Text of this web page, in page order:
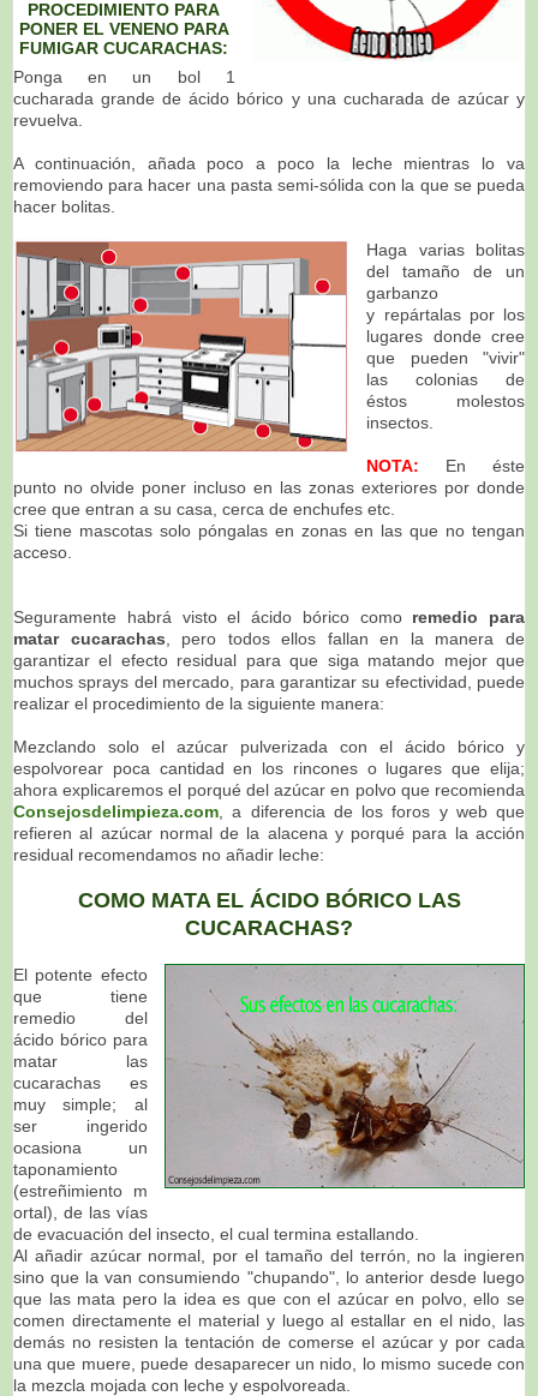
PROCEDIMIENTO PARA
PONER EL VENENO PARA
FUMIGAR CUCARACHAS:
Ponga en un bol 1
cucharada grande de ácido bórico y una cucharada de azúcar y
revuelva.
A continuación, añada poco a poco la leche mientras lo va
removiendo para hacer una pasta semi-sólida con la que se pueda
hacer bolitas.
Haga varias bolitas
del tamaño de un
garbanzo
y repártalas por los
lugares donde cree
que pueden "vivir"
las colonias de
éstos molestos
insectos.
NOTA: En éste
punto no olvide poner incluso en las zonas exteriores por donde
cree que entran a su casa, cerca de enchufes etc.
Si tiene mascotas solo póngalas en zonas en las que no tengan
acceso.
Seguramente habrá visto el ácido bórico como remedio para
matar cucarachas , pero todos ellos fallan en la manera de
garantizar el efecto residual para que siga matando mejor que
muchos sprays del mercado, para garantizar su efectividad, puede
realizar el procedimiento de la siguiente manera:
Mezclando solo el azúcar pulverizada con el ácido bórico y
espolvorear poca cantidad en los rincones o lugares que elija;
ahora explicaremos el porqué del azúcar en polvo que recomienda
Consejosdelimpieza.com , a diferencia de los foros y web que
refieren al azúcar normal de la alacena y porqué para la acción
residual recomendamos no añadir leche:
COMO MATA EL ÁCIDO BÓRICO LAS
CUCARACHAS?
El potente efecto
que tiene
remedio del
ácido bórico para
matar las
cucarachas es
muy simple; al
ser ingerido
ocasiona un
taponamiento
(estreñimiento m
ortal), de las vías
de evacuación del insecto, el cual termina estallando.
Al añadir azúcar normal, por el tamaño del terrón, no la ingieren
sino que la van consumiendo "chupando", lo anterior desde luego
que las mata pero la idea es que con el azúcar en polvo, ello se
comen directamente el material y luego al estallar en el nido, las
demás no resisten la tentación de comerse el azúcar y por cada
una que muere, puede desaparecer un nido, lo mismo sucede con
la mezcla mojada con leche y espolvoreada.